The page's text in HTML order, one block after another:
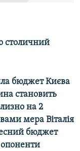
столичний
бюджет Києва
становить
на 2
мера Віталія
бюджет
опоненти